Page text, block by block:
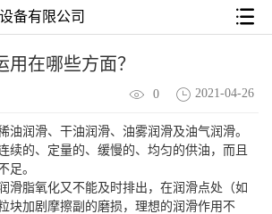
备有限公司
在哪些方面？
0 2021-04-26
油润滑、干油润滑、油雾润滑及油气润滑。
续的、定量的、缓慢的、均匀的供油，而且
足。
滑脂氧化又不能及时排出，在润滑点处（如
块加剧摩擦副的磨损，理想的润滑作用不